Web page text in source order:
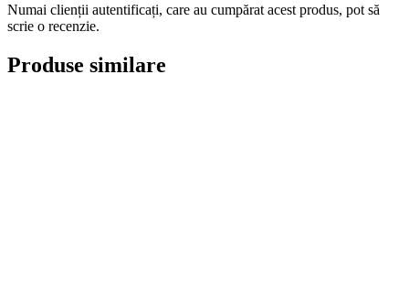
Numai clienții autentificați, care au cumpărat acest produs, pot să
scrie o recenzie.
Produse similare